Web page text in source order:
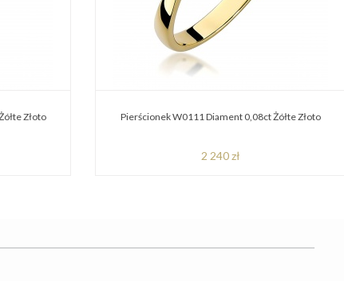
Złoto Pierścionek W0111 Diament 0,08ct Żółte Złoto
2 240 zł